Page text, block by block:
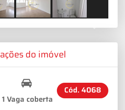
Next
do imóvel
1 Vaga coberta
Cód.4068